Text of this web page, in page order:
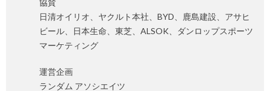
協賛
日清オイリオ、ヤクルト本社、BYD、鹿島建設、アサヒ
ビール、日本生命、東芝、ALSOK、ダンロップスポーツ
マーケティング
運営企画
ランダム アソシエイツ